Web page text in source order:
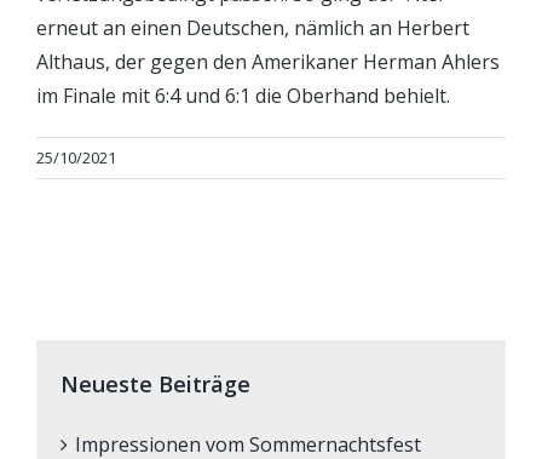
erneut an einen Deutschen, nämlich an Herbert
Althaus, der gegen den Amerikaner Herman Ahlers
im Finale mit 6:4 und 6:1 die Oberhand behielt.
25/10/2021
Neueste Beiträge
Impressionen vom Sommernachtsfest